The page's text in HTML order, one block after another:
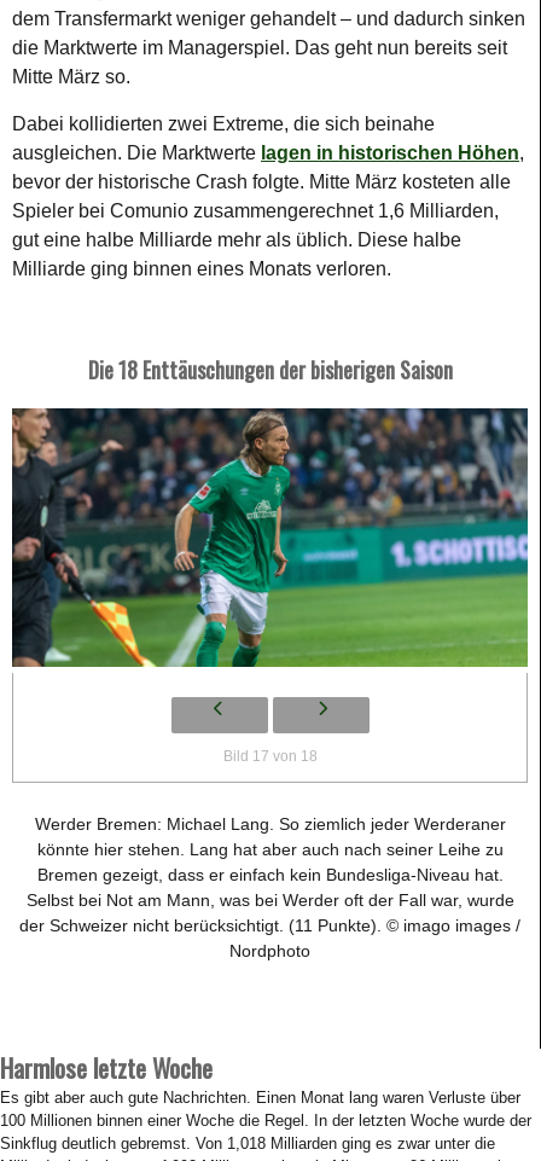
dem Transfermarkt weniger gehandelt – und dadurch sinken
die Marktwerte im Managerspiel. Das geht nun bereits seit
Mitte März so.
Dabei kollidierten zwei Extreme, die sich beinahe
ausgleichen. Die Marktwerte lagen in historischen Höhen,
bevor der historische Crash folgte. Mitte März kosteten alle
Spieler bei Comunio zusammengerechnet 1,6 Milliarden,
gut eine halbe Milliarde mehr als üblich. Diese halbe
Milliarde ging binnen eines Monats verloren.
Die 18 Enttäuschungen der bisherigen Saison
Bild 17 von 18
Werder Bremen: Michael Lang. So ziemlich jeder Werderaner
könnte hier stehen. Lang hat aber auch nach seiner Leihe zu
Bremen gezeigt, dass er einfach kein Bundesliga-Niveau hat.
Selbst bei Not am Mann, was bei Werder oft der Fall war, wurde
der Schweizer nicht berücksichtigt. (11 Punkte). © imago images /
Nordphoto
Harmlose letzte Woche
Es gibt aber auch gute Nachrichten. Einen Monat lang waren Verluste über
100 Millionen binnen einer Woche die Regel. In der letzten Woche wurde der
Sinkflug deutlich gebremst. Von 1,018 Milliarden ging es zwar unter die